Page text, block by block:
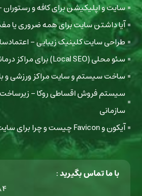
سایت و اپلیکیشن برای کافه و رستوران -
آیا داشتن سایت برای همه ضروری یا
طراحی سایت کلینیک زیبایی -
سئو محلی (Local SEO) برای مراکز درمانی و پزشکان
ساخت سیستم و سایت مراکز ورزشی و
سیستم فروش اقساطی روکا -
سازمانی
آیکون و Favicon چیست و چرا برای سایت شما مهم است؟
با ما تماس بگیرید :